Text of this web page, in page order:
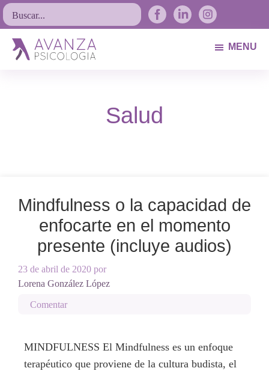
Saltar
a
navegación
Saltar
al
contenido
principal
Saltar
al
pie
Buscar...
MENU
Salud
Mindfulness o la capacidad de
enfocarte en el momento
presente (incluye audios)
23 de abril de 2020 por
Lorena González López
Comentar
MINDFULNESS El Mindfulness es un enfoque
terapéutico que proviene de la cultura budista, el